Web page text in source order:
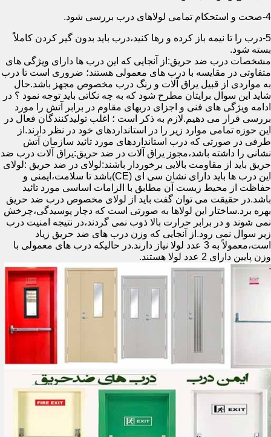
4-صحت و استحکام تمامی لولاهای درب بررسی شود.
5-درب را تا نیمه باز کرده و رها کنید،درب باید بدون گیر کردن کاملاً
بسته شود.
مشخصات درب ضد حریق:از آنجایی که این درب ها دارای ویژگی های
متفاوتی در مقایسه با درب های معمولی هستند؛ ضروری است تا درب
به مواردی از قبیل یراق آلات و رنگ درب مخصوص مجهز باشد.حال
شاید این سوال برایتان مطرح شود که به چه نکاتی باید توجه نمود ؟ در
ادامه ویژگی های فنی و اجزای دربهای مقاوم در برابر آتش را مورد
بررسی قرار می دهیم.لازم به ذکر است ؛ اغلب تولیدکنندگان فعال در
این حوزه تمامی موارد زیر را در استانداردهای خود در نظر دارند.از
طرفی در صورتی که درب استانداردهای مورد تائید سازمان آتش
نشانی را داشته باشد،مجوز یراق آلات در ضد حریق:یراق آلات درب ضد
حریق باید از مقاومت بالایی برخوردار باشند:لولای در ضد حریق :لولای
این درب ها باید دارای نشان سی ای (CE)باشد تا سلامت،ایمنی و
حفاظت از محیط زیست آن مطابق با الزامات اساسی مورد تائید
باشد.در حقیقت می توان گفت باید از لولای مخصوص درب ضد حریق
بهره برد.ساختار این لولاها به صورتی است که دچار پوسیدگی،چرخش
نمی شوند و در برابر حرارت بالا ذوب نمی گردند،در نتیجه امنیت درب
زیر سوال نمی رود.از آنجایی که وزن درب های ضد حریق زیاد
است،معمولاً به 3 عدد لولا نیاز دارند.در حالیکه درب های معمولی با
وزن پایین دارای 2 عدد لولا هستند.